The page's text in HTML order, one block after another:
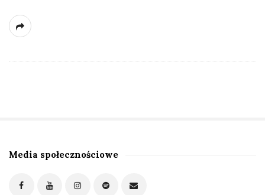
S
Media społecznościowe